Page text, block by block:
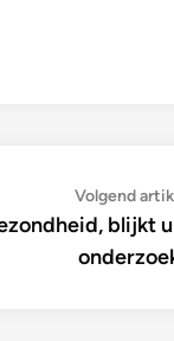
Volgend
blijkt